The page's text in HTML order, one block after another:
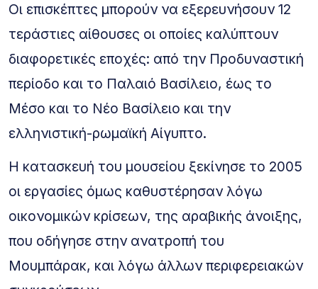
Οι επισκέπτες μπορούν να εξερευνήσουν 12
τεράστιες αίθουσες οι οποίες καλύπτουν
διαφορετικές εποχές: από την Προδυναστική
περίοδο και το Παλαιό Βασίλειο, έως το
Μέσο και το Νέο Βασίλειο και την
ελληνιστική-ρωμαϊκή Αίγυπτο.
Η κατασκευή του μουσείου ξεκίνησε το 2005
οι εργασίες όμως καθυστέρησαν λόγω
οικονομικών κρίσεων, της αραβικής άνοιξης,
που οδήγησε στην ανατροπή του
Μουμπάρακ, και λόγω άλλων περιφερειακών